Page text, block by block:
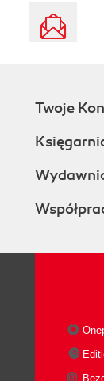
Twoje